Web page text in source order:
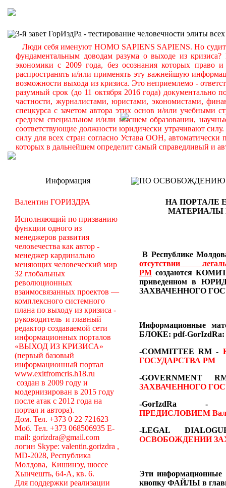
3-й завет ГорИздРа - тестирование человечности элиты
Люди себя именуют HOMO SAPIENS SAPIENS. Но
фундаментальным доводам разума о выходе из
экономики с 2009 года, без осознания которых право
распространять и/или применять эту важнейшую
возможности выхода из кризиса. Это неприемлемо -
разумный срок (до 11 октября 2016 года)
частности, журналистами, юристами, экономистами,
спецкурса с зачетом автора этих основ и/или учебными
среднем специальном и/или высшем образовании,
соответствующие должности юридически утрачивают
силу для всех стран согласно Устава ООН,
которых в дальнейшем определит самый справедливый и
Информация
Валентин ГОРИЗДРА
Исполняющий по призванию
функции одного из
менеджеров развития
человечества как автор -
менеджер кардинально
меняющих человеческий мир
32 глобальных
революционных
взаимосвязанных проектов —
комплексного системного
плана по выходу из кризиса -
руководитель и главный
редактор создаваемой сети
информационных порталов
«ВЫХОД ИЗ КРИЗИСА»
(первый базовый
информационный портал
www.exitfromcris.h18.ru
создан в 2009 году и
модернизирован в 2015 году
после атак с 2012 года на
портал и автора).
Дом. Тел. +373 0 22 721623
Моб. Тел. +373 068506935 E-
mail: gorizdra@gmail.com
логин Skype: valentin.gorizdra ,
MD-2028, Республика
Молдова, Кишинэу, шоссе
Хынчешть, 64-А, кв. 6.
Для поддержки реализации
ПО ОСВОБОЖДЕНИЮ
НА ПОРТАЛЕ
МАТЕРИАЛЫ
В Республике
отсутствии
РМ создаются
приведенном в
ЗАХВАЧЕННОГО
Информационные
БЛОКЕ: pdf-GorIzdRa:
-COMMITTEE RM -
ГОСУДАРСТВА РМ
-
ЗАХВАЧЕННОГО
-
ПРЕДИСЛОВИЕМ
-LEGAL
ОСВОБОЖДЕНИИ
Эти информационные
кнопку ФАЙЛЫ в